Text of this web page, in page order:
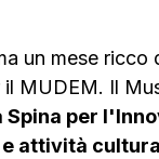
un mese ricco
MUDEM. Il
Spina per
attività